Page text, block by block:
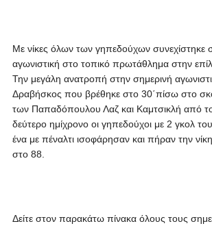
Με νίκες όλων των γηπεδούχων συνεχίστηκε
αγωνιστική στο τοπικό πρωτάθλημα στην
Την μεγάλη ανατροπή στην σημερινή
Δραβήσκος που βρέθηκε στο 30΄πίσω στο
των Παπαδόπουλου Λαζ και Καμτσικλή από
δεύτερο ημίχρονο οι γηπεδούχοι με 2 γκολ
ένα με πέναλτι ισοφάρησαν και πήραν την
στο 88.
Δείτε στον παρακάτω πίνακα όλους τους